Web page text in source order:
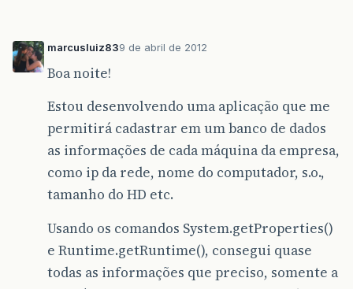
marcusluiz839 de abril de 2012
Boa noite!
Estou desenvolvendo uma aplicação que me
permitirá cadastrar em um banco de dados
as informações de cada máquina da empresa,
como ip da rede, nome do computador, s.o.,
tamanho do HD etc.
Usando os comandos System.getProperties()
e Runtime.getRuntime(), consegui quase
todas as informações que preciso, somente a